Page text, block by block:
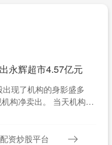
永辉超市4.57亿元
现了机构的身影盛多
构净卖出。 当天机构净
资炒股平台